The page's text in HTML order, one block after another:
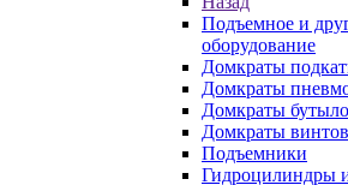
Подъемное и
оборудование
Домкраты
Домкраты
Домкраты
Домкраты
Подъемники
Гидроцилиндры